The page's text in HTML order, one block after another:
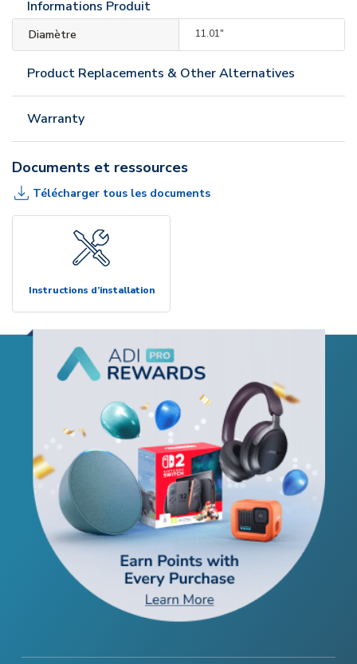
Informations Produit
Diamètre 11.01"
Product Replacements & Other Alternatives
Warranty
Documents et ressources
Télécharger tous les documents
Instructions d’installation